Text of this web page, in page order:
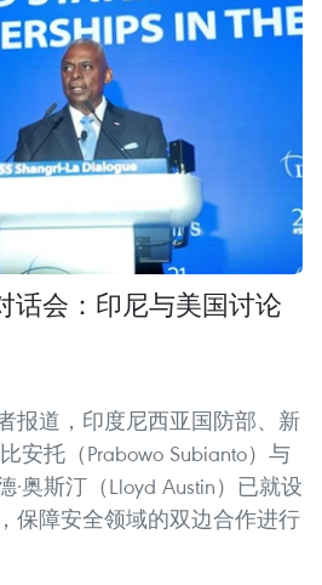
话会：印尼与美国讨论
报道，印度尼西亚国防部、新
安托（Prabowo Subianto）与
奥斯汀（Lloyd Austin）已就设
保障安全领域的双边合作进行